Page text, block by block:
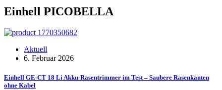
Einhell PICOBELLA
Aktuell
6. Februar 2026
Einhell GE-CT 18 Li Akku-Rasentrimmer im Test – Saubere Rasenkanten
ohne Kabel